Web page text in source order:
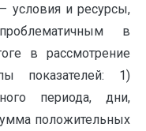
условия и ресурсы,
в
в рассмотрение
показателей: 1)
периода, дни,
положительных